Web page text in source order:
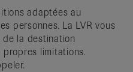
adaptées au
personnes. La LVR vous
la destination
limitations.